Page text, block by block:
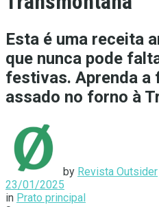
Esta é uma receita
que nunca pode
festivas. Aprenda a
assado no forno à
by Revista Outsider
23/01/2025
in Prato principal